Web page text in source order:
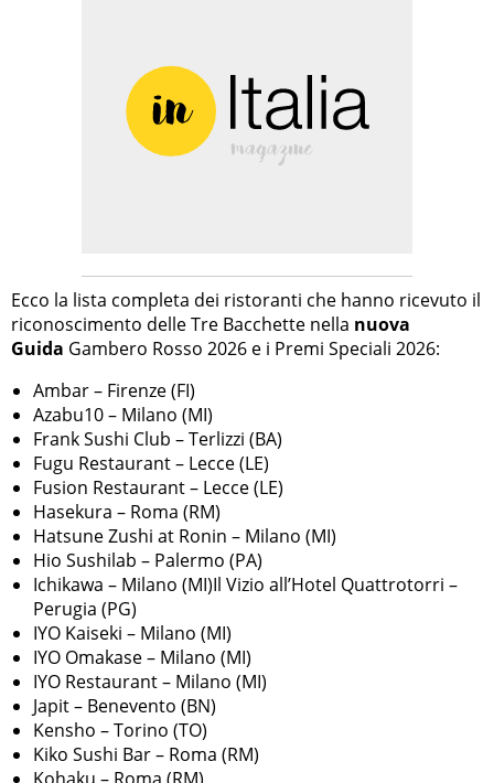
Ecco la lista completa dei ristoranti che hanno ricevuto il
riconoscimento delle Tre Bacchette nella nuova
Guida Gambero Rosso 2026 e i Premi Speciali 2026:
Ambar – Firenze (FI)
Azabu10 – Milano (MI)
Frank Sushi Club – Terlizzi (BA)
Fugu Restaurant – Lecce (LE)
Fusion Restaurant – Lecce (LE)
Hasekura – Roma (RM)
Hatsune Zushi at Ronin – Milano (MI)
Hio Sushilab – Palermo (PA)
Ichikawa – Milano (MI)Il Vizio all’Hotel Quattrotorri –
Perugia (PG)
IYO Kaiseki – Milano (MI)
IYO Omakase – Milano (MI)
IYO Restaurant – Milano (MI)
Japit – Benevento (BN)
Kensho – Torino (TO)
Kiko Sushi Bar – Roma (RM)